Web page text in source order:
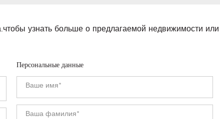
чтобы узнать больше о предлагаемой недвижимости или
Персональные данные